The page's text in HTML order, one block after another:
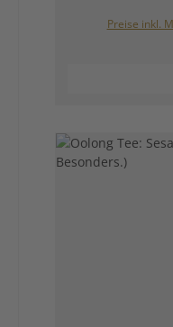
Preise inkl.